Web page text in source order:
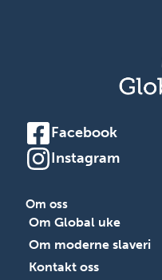
Facebook
Instagram
Om oss
Om Global uke
Om moderne slaveri
Kontakt oss